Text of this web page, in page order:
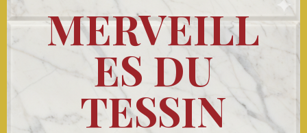
MERVEILL
ES DU
TESSIN